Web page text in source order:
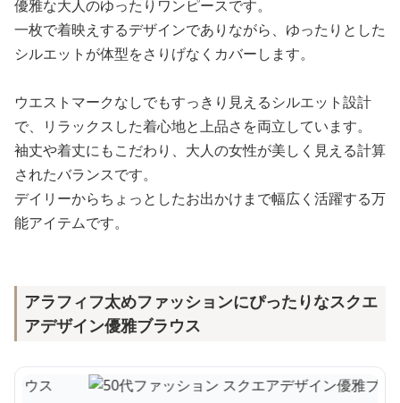
優雅な大人のゆったりワンピースです。
一枚で着映えするデザインでありながら、ゆったりとした
シルエットが体型をさりげなくカバーします。
ウエストマークなしでもすっきり見えるシルエット設計
で、リラックスした着心地と上品さを両立しています。
袖丈や着丈にもこだわり、大人の女性が美しく見える計算
されたバランスです。
デイリーからちょっとしたお出かけまで幅広く活躍する万
能アイテムです。
アラフィフ太めファッションにぴったりなスクエ
アデザイン優雅ブラウス